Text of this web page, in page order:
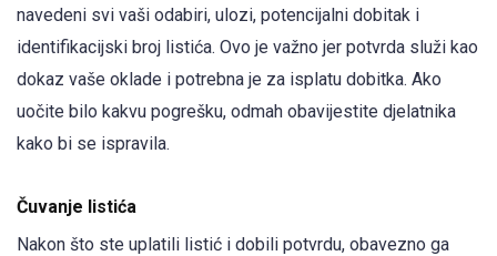
navedeni svi vaši odabiri, ulozi, potencijalni dobitak i
identifikacijski broj listića. Ovo je važno jer potvrda služi kao
dokaz vaše oklade i potrebna je za isplatu dobitka. Ako
uočite bilo kakvu pogrešku, odmah obavijestite djelatnika
kako bi se ispravila.
Čuvanje listića
Nakon što ste uplatili listić i dobili potvrdu, obavezno ga